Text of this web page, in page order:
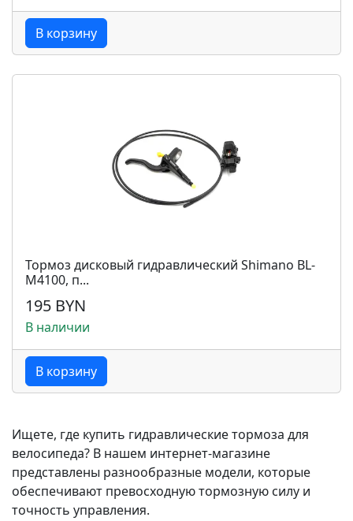
В корзину
Тормоз дисковый гидравлический Shimano BL-
M4100, п...
195 BYN
В наличии
В корзину
Ищете, где купить гидравлические тормоза для
велосипеда? В нашем интернет-магазине
представлены разнообразные модели, которые
обеспечивают превосходную тормозную силу и
точность управления.